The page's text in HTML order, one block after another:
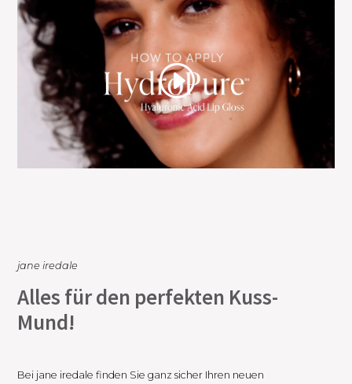
jane iredale
Alles für den perfekten Kuss-
Mund!
Bei jane iredale finden Sie ganz sicher Ihren neuen